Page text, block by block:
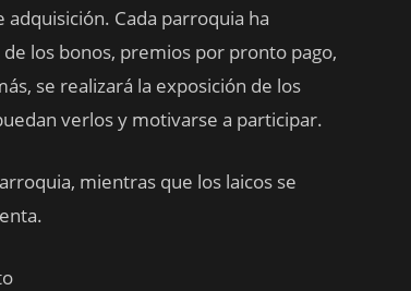
Cada parroquia ha
los bonos, premios por pronto pago,
se realizará la exposición de los
verlos y motivarse a participar.
mientras que los laicos se